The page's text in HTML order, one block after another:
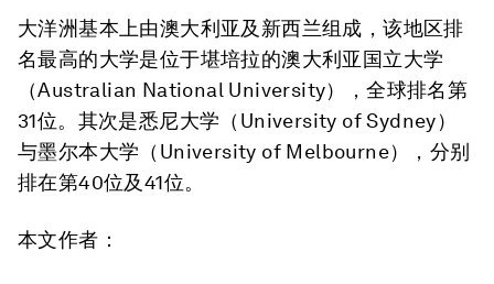
大洋洲基本上由澳大利亚及新西兰组成，该地区排
名最高的大学是位于堪培拉的澳大利亚国立大学
（Australian National University），全球排名第
31位。其次是悉尼大学（University of Sydney）
与墨尔本大学（University of Melbourne），分别
排在第40位及41位。
本文作者 ：